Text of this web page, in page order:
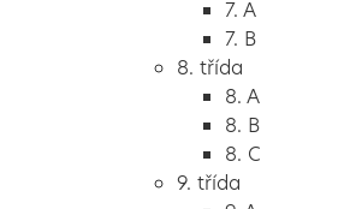
7. A
7. B
8. třída
8. A
8. B
8. C
9. třída